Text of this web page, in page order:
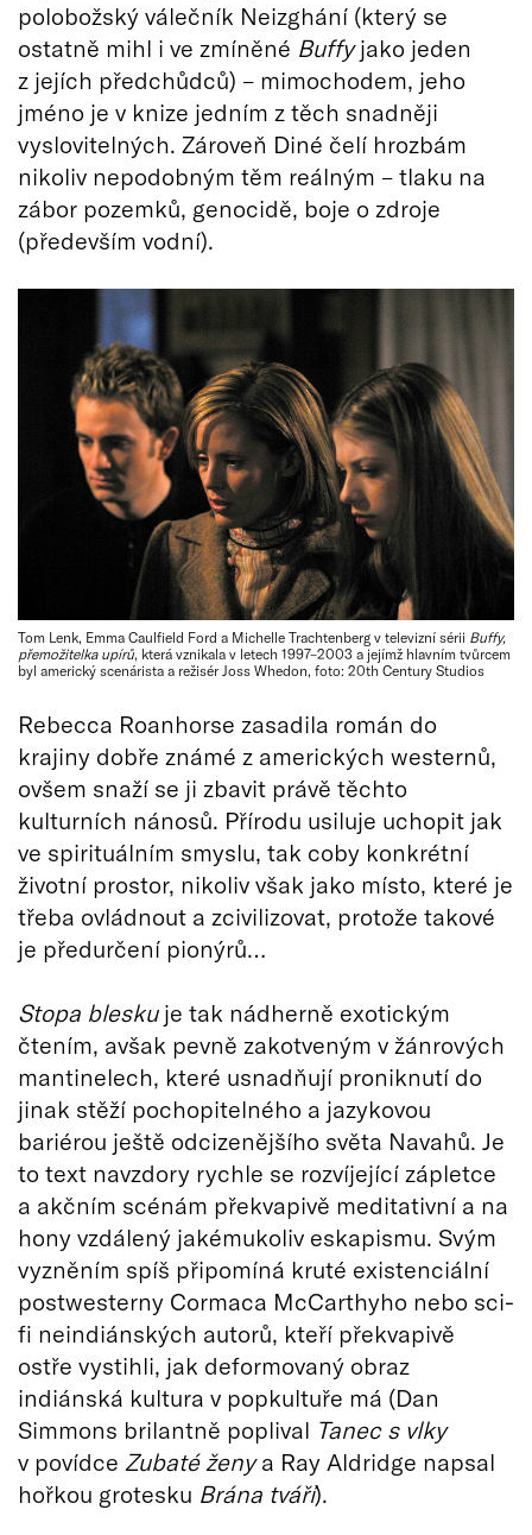
polobožský válečník Neizghání (který se
ostatně mihl i ve zmíněné Buffyjako jeden
z jejích předchůdců) – mimochodem, jeho
jméno je v knize jedním z těch snadněji
vyslovitelných. Zároveň Diné čelí hrozbám
nikoliv nepodobným těm reálným – tlaku na
zábor pozemků, genocidě, boje o zdroje
(především vodní).
Tom Lenk, Emma Caulfield Ford a Michelle Trachtenberg v televizní sérii Buffy,
přemožitelka upírů, která vznikala v letech 1997–2003 a jejímž hlavním tvůrcem
byl americký scenárista a režisér Joss Whedon, foto: 20th Century Studios
Rebecca Roanhorse zasadila román do
krajiny dobře známé z amerických westernů,
ovšem snaží se ji zbavit právě těchto
kulturních nánosů. Přírodu usiluje uchopit jak
ve spirituálním smyslu, tak coby konkrétní
životní prostor, nikoliv však jako místo, které je
třeba ovládnout a zcivilizovat, protože takové
je předurčení pionýrů…
Stopa bleskuje tak nádherně exotickým
čtením, avšak pevně zakotveným v žánrových
mantinelech, které usnadňují proniknutí do
jinak stěží pochopitelného a jazykovou
bariérou ještě odcizenějšího světa Navahů. Je
to text navzdory rychle se rozvíjející zápletce
a akčním scénám překvapivě meditativní a na
hony vzdálený jakémukoliv eskapismu. Svým
vyzněním spíš připomíná kruté existenciální
postwesterny Cormaca McCarthyho nebo sci-
fi neindiánských autorů, kteří překvapivě
ostře vystihli, jak deformovaný obraz
indiánská kultura v popkultuře má (Dan
Simmons brilantně poplival Tanec s vlky
v povídce Zubaté ženya Ray Aldridge napsal
hořkou grotesku Brána tváří).